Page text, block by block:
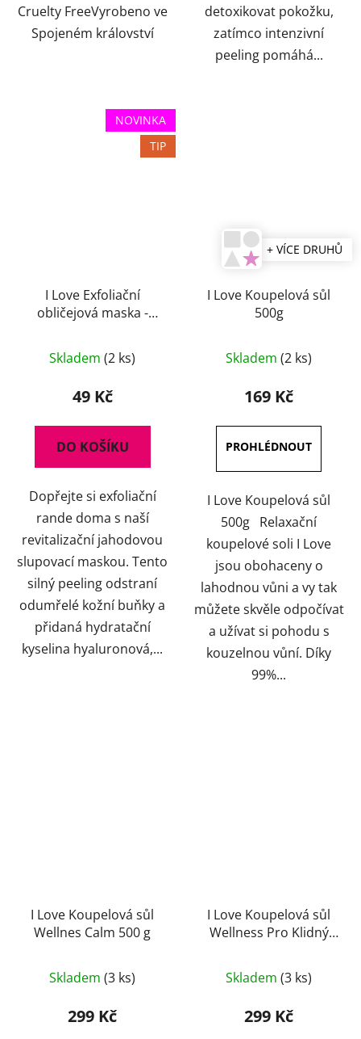
Cruelty FreeVyrobeno ve
Spojeném království
detoxikovat pokožku,
zatímco intenzivní
peeling pomáhá...
NOVINKA
TIP
I Love Exfoliační
obličejová maska -
Skladem (2 ks)
49 Kč
DO KOŠÍKU
Dopřejte si exfoliační
rande doma s naší
revitalizační jahodovou
slupovací maskou. Tento
silný peeling odstraní
odumřelé kožní buňky a
přidaná hydratační
kyselina hyaluronová,...
+ VÍCE DRUHŮ
I Love Koupelová sůl
500g
Skladem (2 ks)
169 Kč
I Love Koupelová sůl
500g Relaxační
koupelové soli I Love
jsou obohaceny o
lahodnou vůni a vy tak
můžete skvěle odpočívat
a užívat si pohodu s
kouzelnou vůní. Díky
99%...
I Love Koupelová sůl
Wellnes Calm 500 g
Skladem (3 ks)
299 Kč
I Love Koupelová sůl
Wellness Pro Klidný
Skladem (3 ks)
299 Kč